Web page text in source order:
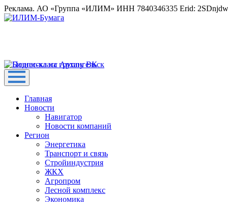
Реклама. АО «Группа «ИЛИМ» ИНН 7840346335 Erid:
Главная
Новости
Навигатор
Новости компаний
Регион
Энергетика
Транспорт и связь
Стройиндустрия
ЖКХ
Агропром
Лесной комплекс
Экономика